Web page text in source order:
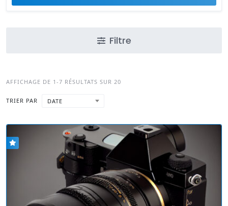
Filtre
AFFICHAGE DE 1-7 RÉSULTATS SUR 20
TRIER PAR DATE